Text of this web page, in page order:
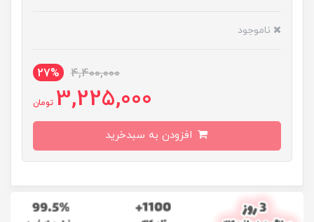
ناموجود
4,400,000
27%
3,225,000 تومان